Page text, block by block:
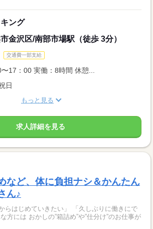
ング
金沢区/南部市場駅（徒歩 3分）
交通費一部支給
〜17：00 実働：8時間 休憩...
日
もっと見る
求人詳細を見る
など、体に負担ナシ＆かんたん
ん♪
らはじめていきたい」 「久しぶりに働きにで